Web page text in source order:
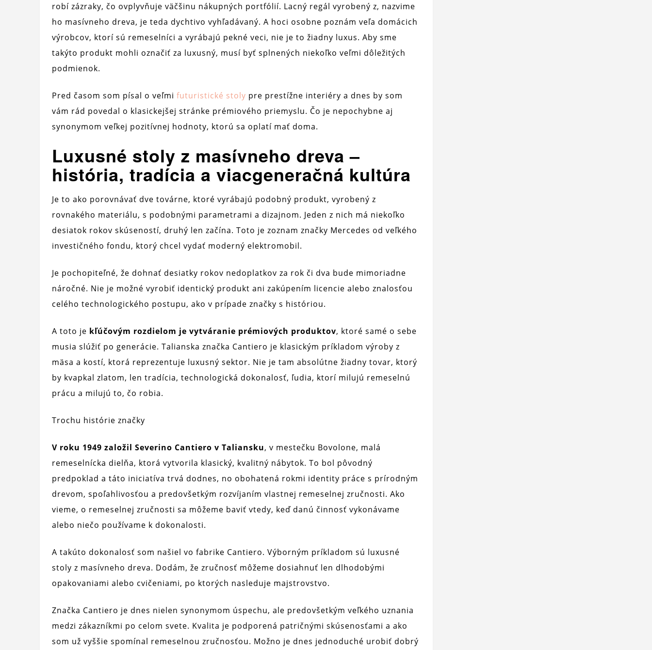
robí zázraky, čo ovplyvňuje väčšinu nákupných portfólií. Lacný regál vyrobený z, nazvime
ho masívneho dreva, je teda dychtivo vyhľadávaný. A hoci osobne poznám veľa domácich
výrobcov, ktorí sú remeselníci a vyrábajú pekné veci, nie je to žiadny luxus. Aby sme
takýto produkt mohli označiť za luxusný, musí byť splnených niekoľko veľmi dôležitých
podmienok.
Pred časom som písal o veľmi futuristické stoly pre prestížne interiéry a dnes by som
vám rád povedal o klasickejšej stránke prémiového priemyslu. Čo je nepochybne aj
synonymom veľkej pozitívnej hodnoty, ktorú sa oplatí mať doma.
Luxusné stoly z masívneho dreva –
história, tradícia a viacgeneračná kultúra
Je to ako porovnávať dve továrne, ktoré vyrábajú podobný produkt, vyrobený z
rovnakého materiálu, s podobnými parametrami a dizajnom. Jeden z nich má niekoľko
desiatok rokov skúseností, druhý len začína. Toto je zoznam značky Mercedes od veľkého
investičného fondu, ktorý chcel vydať moderný elektromobil.
Je pochopiteľné, že dohnať desiatky rokov nedoplatkov za rok či dva bude mimoriadne
náročné. Nie je možné vyrobiť identický produkt ani zakúpením licencie alebo znalosťou
celého technologického postupu, ako v prípade značky s históriou.
A toto je kľúčovým rozdielom je vytváranie prémiových produktov, ktoré samé o sebe
musia slúžiť po generácie. Talianska značka Cantiero je klasickým príkladom výroby z
mäsa a kostí, ktorá reprezentuje luxusný sektor. Nie je tam absolútne žiadny tovar, ktorý
by kvapkal zlatom, len tradícia, technologická dokonalosť, ľudia, ktorí milujú remeselnú
prácu a milujú to, čo robia.
Trochu histórie značky
V roku 1949 založil Severino Cantiero v Taliansku, v mestečku Bovolone, malá
remeselnícka dielňa, ktorá vytvorila klasický, kvalitný nábytok. To bol pôvodný
predpoklad a táto iniciatíva trvá dodnes, no obohatená rokmi identity práce s prírodným
drevom, spoľahlivosťou a predovšetkým rozvíjaním vlastnej remeselnej zručnosti. Ako
vieme, o remeselnej zručnosti sa môžeme baviť vtedy, keď danú činnosť vykonávame
alebo niečo používame k dokonalosti.
A takúto dokonalosť som našiel vo fabrike Cantiero. Výborným príkladom sú luxusné
stoly z masívneho dreva. Dodám, že zručnosť môžeme dosiahnuť len dlhodobými
opakovaniami alebo cvičeniami, po ktorých nasleduje majstrovstvo.
Značka Cantiero je dnes nielen synonymom úspechu, ale predovšetkým veľkého uznania
medzi zákazníkmi po celom svete. Kvalita je podporená patričnými skúsenosťami a ako
som už vyššie spomínal remeselnou zručnosťou. Možno je dnes jednoduché urobiť dobrý